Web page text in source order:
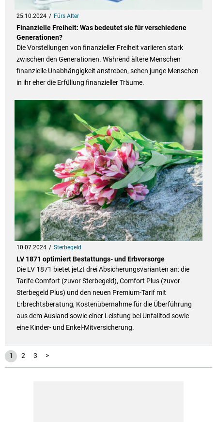
25.10.2024 Fürs Alter
Finanzielle Freiheit: Was bedeutet sie für verschiedene
Generationen?
Die Vorstellungen von finanzieller Freiheit variieren stark
zwischen den Generationen. Während ältere Menschen
finanzielle Unabhängigkeit anstreben, sehen junge Menschen
in ihr eher die Erfüllung finanzieller Träume.
10.07.2024 Sterbegeld
LV 1871 optimiert Bestattungs- und Erbvorsorge
Die LV 1871 bietet jetzt drei Absicherungsvarianten an: die
Tarife Comfort (zuvor Sterbegeld), Comfort Plus (zuvor
Sterbegeld Plus) und den neuen Premium-Tarif mit
Erbrechtsberatung, Kostenübernahme für die Überführung
aus dem Ausland sowie einer Leistung bei Unfalltod sowie
eine Kinder- und Enkel-Mitversicherung.
1 2 3 >